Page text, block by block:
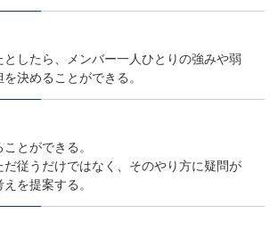
としたら、メンバー一人ひとりの強みや弱
決めることができる。
とができる。
従うだけではなく、そのやり方に疑問が
を提案する。